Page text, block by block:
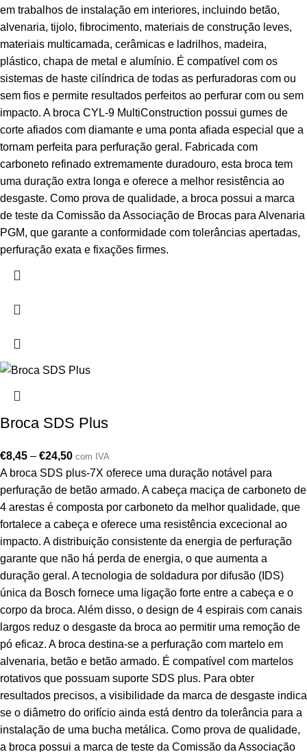
em trabalhos de instalação em interiores, incluindo betão,
alvenaria, tijolo, fibrocimento, materiais de construção leves,
materiais multicamada, cerâmicas e ladrilhos, madeira,
plástico, chapa de metal e alumínio. É compatível com os
sistemas de haste cilíndrica de todas as perfuradoras com ou
sem fios e permite resultados perfeitos ao perfurar com ou sem
impacto. A broca CYL-9 MultiConstruction possui gumes de
corte afiados com diamante e uma ponta afiada especial que a
tornam perfeita para perfuração geral. Fabricada com
carboneto refinado extremamente duradouro, esta broca tem
uma duração extra longa e oferece a melhor resistência ao
desgaste. Como prova de qualidade, a broca possui a marca
de teste da Comissão da Associação de Brocas para Alvenaria
PGM, que garante a conformidade com tolerâncias apertadas,
perfuração exata e fixações firmes.
Broca SDS Plus
€8,45 – €24,50 com IVA
A broca SDS plus-7X oferece uma duração notável para
perfuração de betão armado. A cabeça maciça de carboneto de
4 arestas é composta por carboneto da melhor qualidade, que
fortalece a cabeça e oferece uma resistência excecional ao
impacto. A distribuição consistente da energia de perfuração
garante que não há perda de energia, o que aumenta a
duração geral. A tecnologia de soldadura por difusão (IDS)
única da Bosch fornece uma ligação forte entre a cabeça e o
corpo da broca. Além disso, o design de 4 espirais com canais
largos reduz o desgaste da broca ao permitir uma remoção de
pó eficaz. A broca destina-se a perfuração com martelo em
alvenaria, betão e betão armado. É compatível com martelos
rotativos que possuam suporte SDS plus. Para obter
resultados precisos, a visibilidade da marca de desgaste indica
se o diâmetro do orifício ainda está dentro da tolerância para a
instalação de uma bucha metálica. Como prova de qualidade,
a broca possui a marca de teste da Comissão da Associação